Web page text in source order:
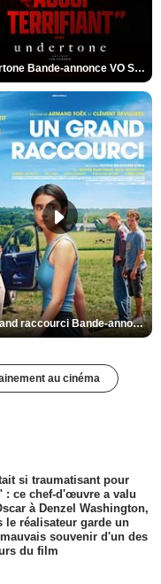
Undertone Bande-annonce VO STFR
Un grand raccourci Bande-annonce VF
au cinéma
si traumatisant pour
: ce chef-d'œuvre a valu
à Denzel Washington,
le réalisateur garde un
souvenir d'un des
du film